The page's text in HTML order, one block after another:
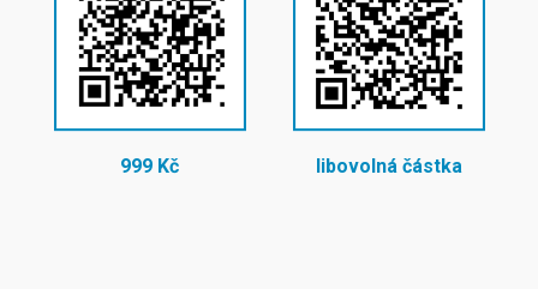
999 Kč libovolná částka